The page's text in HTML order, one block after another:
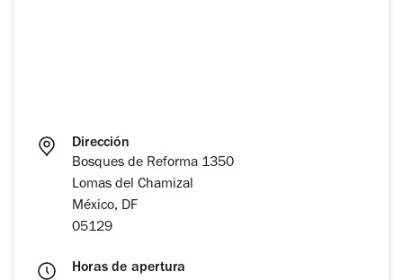
Dirección
Bosques de Reforma 1350
Lomas del Chamizal
México, DF
05129
Horas de apertura